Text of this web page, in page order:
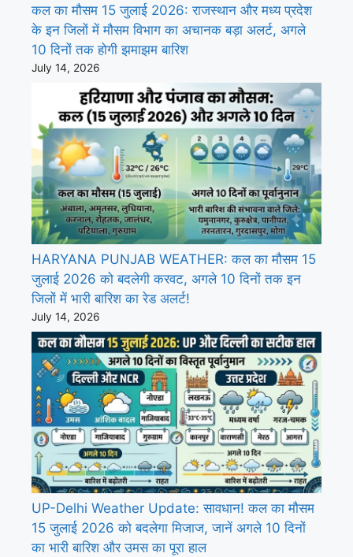
कल का मौसम 15 जुलाई 2026: राजस्थान और मध्य प्रदेश
के इन जिलों में मौसम विभाग का अचानक बड़ा अलर्ट, अगले
10 दिनों तक होगी झमाझम बारिश
July 14, 2026
HARYANA PUNJAB WEATHER: कल का मौसम 15
जुलाई 2026 को बदलेगी करवट, अगले 10 दिनों तक इन
जिलों में भारी बारिश का रेड अलर्ट!
July 14, 2026
UP-Delhi Weather Update: सावधान! कल का मौसम
15 जुलाई 2026 को बदलेगा मिजाज, जानें अगले 10 दिनों
का भारी बारिश और उमस का पूरा हाल